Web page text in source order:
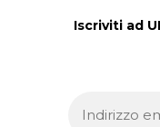
Iscriviti ad